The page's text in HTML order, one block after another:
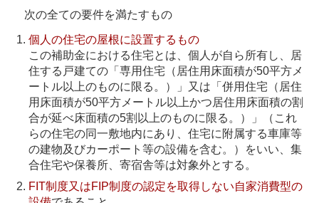
次の全ての要件を満たすもの
個人の住宅の屋根に設置するもの
この補助金における住宅とは、個人が自ら所有し、居
住する戸建ての「専用住宅（居住用床面積が50平方メ
ートル以上のものに限る。）」又は「併用住宅（居住
用床面積が50平方メートル以上かつ居住用床面積の割
合が延べ床面積の5割以上のものに限る。）」（これ
らの住宅の同一敷地内にあり、住宅に附属する車庫等
の建物及びカーポート等の設備を含む。）をいい、集
合住宅や保養所、寄宿舎等は対象外とする。
FIT制度又はFIP制度の認定を取得しない自家消費型の